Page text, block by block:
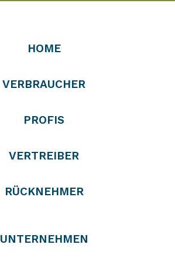
HOME
VERBRAUCHER
PROFIS
VERTREIBER
RÜCKNEHMER
UNTERNEHMEN